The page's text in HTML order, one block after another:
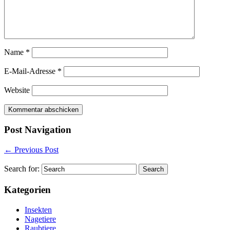
Name *
E-Mail-Adresse *
Website
Post Navigation
← Previous Post
Search for:
Kategorien
Insekten
Nagetiere
Raubtiere